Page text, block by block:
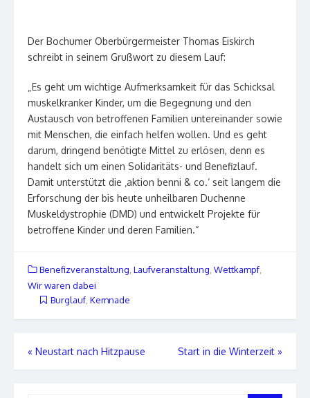
Der Bochumer Oberbürgermeister Thomas Eiskirch
schreibt in seinem Grußwort zu diesem Lauf:
„Es geht um wichtige Aufmerksamkeit für das Schicksal
muskelkranker Kinder, um die Begegnung und den
Austausch von betroffenen Familien untereinander sowie
mit Menschen, die einfach helfen wollen. Und es geht
darum, dringend benötigte Mittel zu erlösen, denn es
handelt sich um einen Solidaritäts- und Benefizlauf.
Damit unterstützt die ‚aktion benni & co.‘ seit langem die
Erforschung der bis heute unheilbaren Duchenne
Muskeldystrophie (DMD) und entwickelt Projekte für
betroffene Kinder und deren Familien.“
Benefizveranstaltung Laufveranstaltung Wettkampf
Wir waren dabei
Burglauf Kemnade
Beitrags-
Navigation
« Neustart nach Hitzpause Start in die Winterzeit »